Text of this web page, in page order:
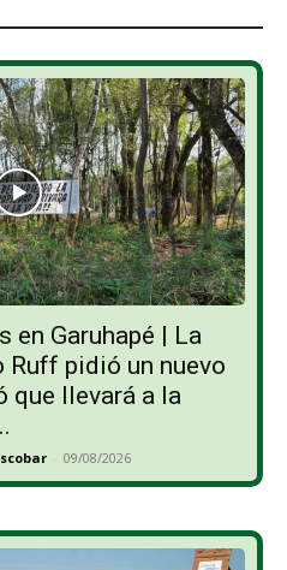
en Garuhapé | La
pidió un nuevo
que llevará a la
- 09/08/2026